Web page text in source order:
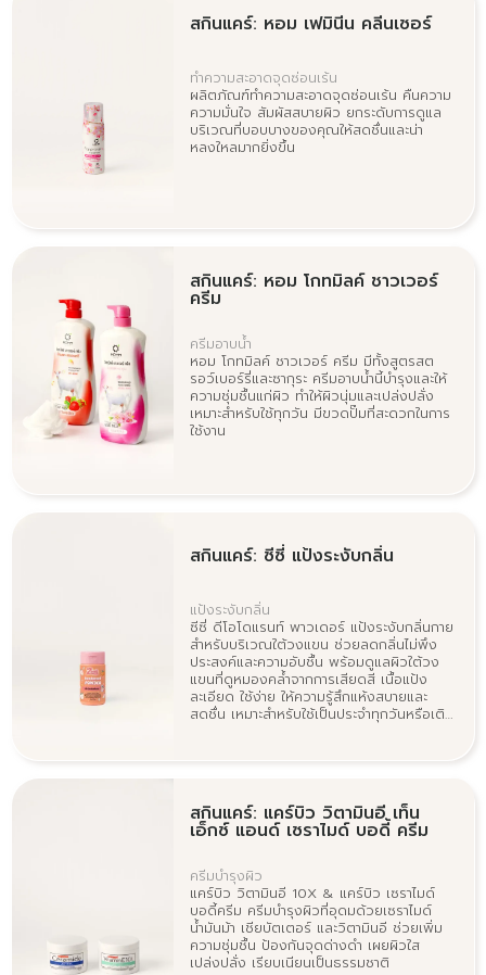
สกินแคร์: หอม เฟมินีน คลีนเซอร์
ทําความสะอาดจุดซ่อนเร้น
ผลิตภัณฑ์ทำความสะอาดจุดซ่อนเร้น คืนความ
ความมั่นใจ สัมผัสสบายผิว ยกระดับการดูแล
บริเวณที่บอบบางของคุณให้สดชื่นและน่า
หลงใหลมากยิ่งขึ้น
สกินแคร์: หอม โกทมิลค์ ชาวเวอร์
ครีม
ครีมอาบน้ำ
หอม โกทมิลค์ ชาวเวอร์ ครีม มีทั้งสูตรสต
รอว์เบอร์รี่และซากุระ ครีมอาบน้ำนี้บำรุงและให้
ความชุ่มชื้นแก่ผิว ทำให้ผิวนุ่มและเปล่งปลั่ง
เหมาะสำหรับใช้ทุกวัน มีขวดปั๊มที่สะดวกในการ
ใช้งาน
สกินแคร์: ซีซี่ แป้งระงับกลิ่น
แป้งระงับกลิ่น
ซีซี่ ดีโอโดแรนท์ พาวเดอร์ แป้งระงับกลิ่นกาย
สำหรับบริเวณใต้วงแขน ช่วยลดกลิ่นไม่พึง
ประสงค์และความอับชื้น พร้อมดูแลผิวใต้วง
แขนที่ดูหมองคล้ำจากการเสียดสี เนื้อแป้ง
ละเอียด ใช้ง่าย ให้ความรู้สึกแห้งสบายและ
สดชื่น เหมาะสำหรับใช้เป็นประจำทุกวันหรือเติม
สกินแคร์: แคร์บิว วิตามินอี เท็น
เอ็กซ์ แอนด์ เซราไมด์ บอดี้ ครีม
ครีมบำรุงผิว
แคร์บิว วิตามินอี 10X & แคร์บิว เซราไมด์
บอดี้ครีม ครีมบำรุงผิวที่อุดมด้วยเซราไมด์
น้ำมันม้า เชียบัตเตอร์ และวิตามินอี ช่วยเพิ่ม
ความชุ่มชื้น ป้องกันจุดด่างดำ เผยผิวใส
เปล่งปลั่ง เรียบเนียนเป็นธรรมชาติ